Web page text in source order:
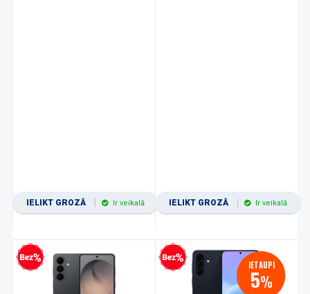
IELIKT GROZĀ Ir veikalā IELIKT GROZĀ Ir veikalā
kredīts Bezprocentu kredīts IETAUPI
5%